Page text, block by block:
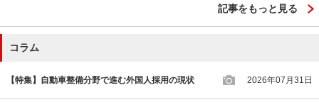
記事をもっと見る
コラム
【特集】自動車整備分野で進む外国人採用の現状 2026年07月31日